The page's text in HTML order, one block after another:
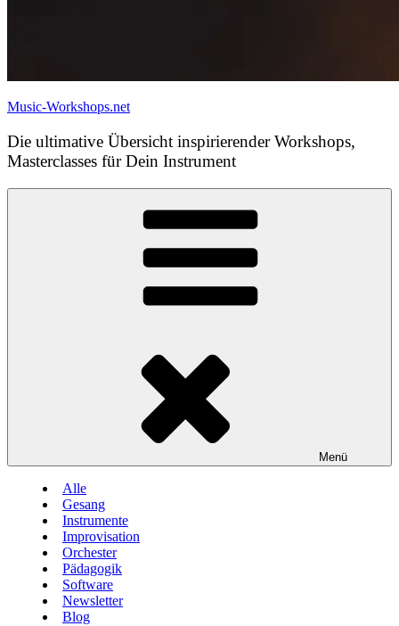
Music-Workshops.net
Die ultimative Übersicht inspirierender Workshops,
Masterclasses für Dein Instrument
Menü
Alle
Gesang
Instrumente
Improvisation
Orchester
Pädagogik
Software
Newsletter
Blog